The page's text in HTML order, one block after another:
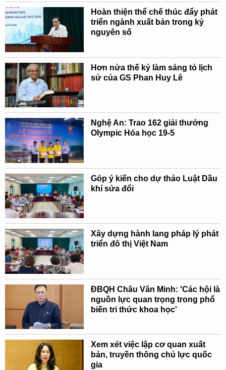
Hoàn thiện thể chế thúc đẩy phát
triển ngành xuất bản trong kỷ
nguyên số
Hơn nửa thế kỷ làm sáng tỏ lịch
sử của GS Phan Huy Lê
Nghệ An: Trao 162 giải thưởng
Olympic Hóa học 19-5
Góp ý kiến cho dự thảo Luật Dầu
khí sửa đổi
Xây dựng hành lang pháp lý phát
triển đô thị Việt Nam
ĐBQH Châu Văn Minh: 'Các hội là
nguồn lực quan trọng trong phổ
biến tri thức khoa học'
Xem xét việc lập cơ quan xuất
bản, truyền thông chủ lực quốc
gia